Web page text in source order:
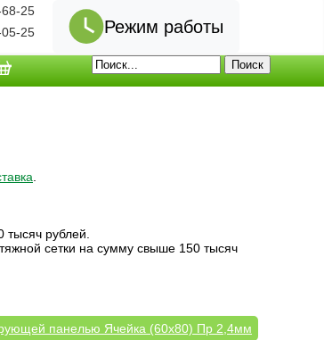
25
25 Режим работы
рублей.
сетки на сумму свыше 150 тысяч
панелью Ячейка (60х80) Пр 2,4мм